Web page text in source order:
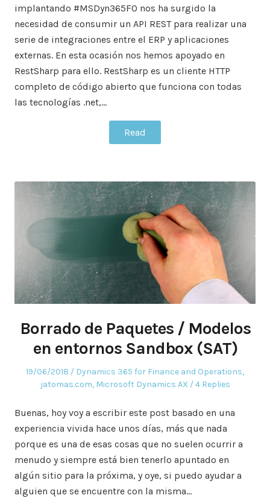
implantando #MSDyn365FO nos ha surgido la
necesidad de consumir un API REST para realizar una
serie de integraciones entre el ERP y aplicaciones
externas. En esta ocasión nos hemos apoyado en
RestSharp para ello. RestSharp es un cliente HTTP
completo de código abierto que funciona con todas
las tecnologías .net,…
Read
Borrado de Paquetes / Modelos
en entornos Sandbox (SAT)
Posted
19/06/2018
Posted
in
Dynamics 365 for Finance and Operations,
jatomas.com, Microsoft Dynamics AX 4 Replies
Buenas, hoy voy a escribir este post basado en una
experiencia vivida hace unos días, más que nada
porque es una de esas cosas que no suelen ocurrir a
menudo y siempre está bien tenerlo apuntado en
algún sitio para la próxima, y oye, si puedo ayudar a
alguien que se encuentre con la misma…